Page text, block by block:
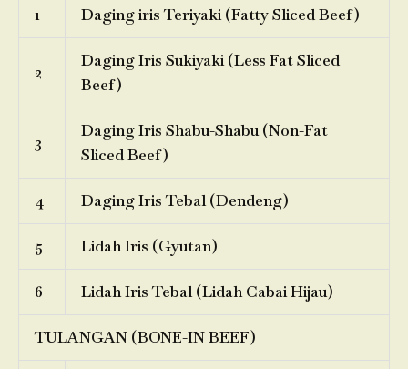
1 Daging iris Teriyaki (Fatty Sliced Beef)
2
Daging Iris Sukiyaki (Less Fat Sliced
Beef)
3
Daging Iris Shabu-Shabu (Non-Fat
Sliced Beef)
4 Daging Iris Tebal (Dendeng)
5 Lidah Iris (Gyutan)
6 Lidah Iris Tebal (Lidah Cabai Hijau)
TULANGAN (BONE-IN BEEF)